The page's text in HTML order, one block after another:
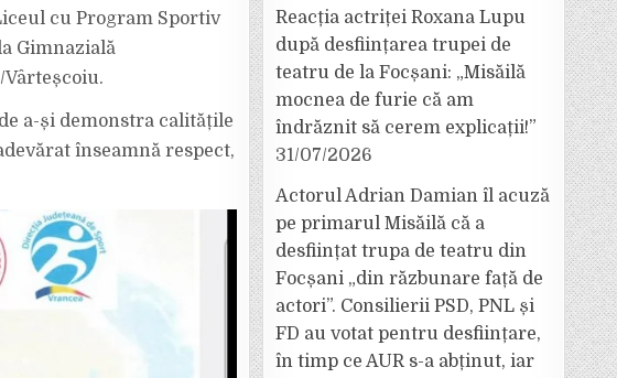
cu Program Sportiv
Gimnazială
a-și demonstra calitățile
înseamnă respect,
Reacția actriței Roxana Lupu
după desființarea trupei de
teatru de la Focșani: „Misăilă
mocnea de furie că am
îndrăznit să cerem explicații!”
31/07/2026
Actorul Adrian Damian îl acuză
pe primarul Misăilă că a
desființat trupa de teatru din
Focșani „din răzbunare față de
actori”. Consilierii PSD, PNL și
FD au votat pentru desființare,
în timp ce AUR s-a abținut, iar